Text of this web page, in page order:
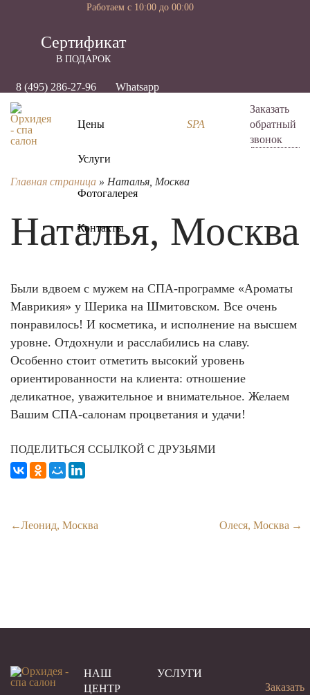
Работаем с 10:00 до 00:00
Cертификат
В ПОДАРОК
8 (495) 286-27-96 Whatsapp
Цены
Услуги
Фотогалерея
Контакты
SPA
Заказать
обратный
звонок
Главная страница » Наталья, Москва
Наталья, Москва
Были вдвоем с мужем на СПА-программе «Ароматы
Маврикия» у Шерика на Шмитовском. Все очень
понравилось! И косметика, и исполнение на высшем
уровне. Отдохнули и расслабились на славу.
Особенно стоит отметить высокий уровень
ориентированности на клиента: отношение
деликатное, уважительное и внимательное. Желаем
Вашим СПА-салонам процветания и удачи!
ПОДЕЛИТЬСЯ ССЫЛКОЙ С ДРУЗЬЯМИ
Леонид, Москва Олеся, Москва
НАШ
ЦЕНТР
УСЛУГИ
Заказать